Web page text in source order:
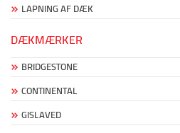
LAPNING AF DÆK
DÆKMÆRKER
BRIDGESTONE
CONTINENTAL
GISLAVED